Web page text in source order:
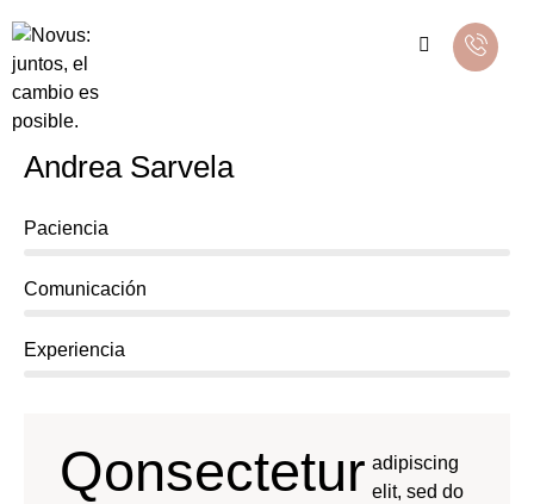
Andrea Sarvela
Paciencia
Comunicación
Experiencia
Qonsectetur adipiscing
elit, sed do